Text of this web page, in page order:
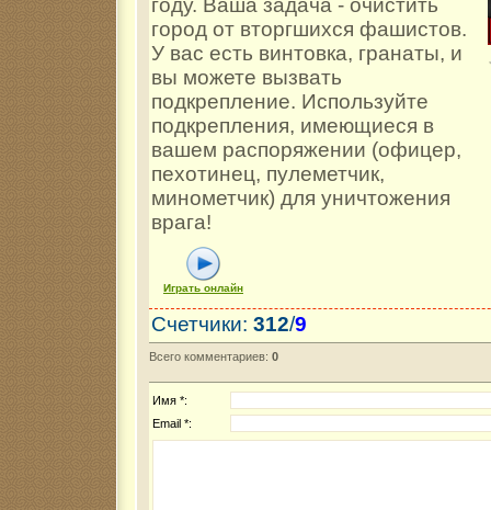
году. Ваша задача - очистить
город от вторгшихся фашистов.
У вас есть винтовка, гранаты, и
вы можете вызвать
подкрепление. Используйте
подкрепления, имеющиеся в
вашем распоряжении (офицер,
пехотинец, пулеметчик,
минометчик) для уничтожения
врага!
Играть онлайн
Счетчики: 312/9
Всего комментариев: 0
Имя *:
Email *: